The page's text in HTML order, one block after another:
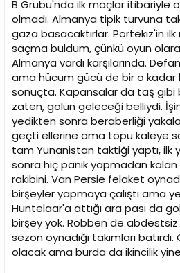
B Grubu'nda ilk maçlar itibariyle
olmadı. Almanya tipik turvuna
gaza basacaktırlar. Portekiz'in
saçma buldum, çünkü oyun
Almanya vardı karşılarında.
ama hücum gücü de bir o kadar
sonuçta. Kapansalar da taş gibi
zaten, golün geleceği belliydi.
yedikten sonra beraberliği
geçti ellerine ama topu kaleye
tam Yunanistan taktiği yaptı, ilk
sonra hiç panik yapmadan
rakibini. Van Persie felaket
birşeyler yapmaya çalıştı ama
Huntelaar'a attığı ara pası da
birşey yok. Robben de
sezon oynadığı takımları
olacak ama burda da ikincilik